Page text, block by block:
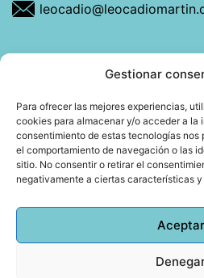
Gestionar
Para ofrecer las mejores experiencias,
cookies para almacenar y/o acceder a la
consentimiento de estas tecnologías nos
el comportamiento de navegación o las
sitio. No consentir o retirar el
negativamente a ciertas características
Aceptar
Descubre más sobre mí
Mi libro: La felicidad: qué
Blog: Reflexiones que
Agendar cita